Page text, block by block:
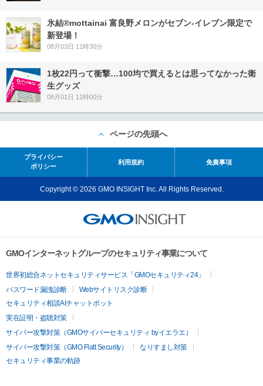
氷結®mottainai 富良野メロンがセブン‐イレブン限定で
新登場！
08月03日 11時30分
1枚22円って衝撃…100均で買えるとは思ってなかった衛
生グッズ
08月01日 11時00分
ページの先頭へ
プライバシー
ポリシー
利用規約 免責事項
Copyright © 2026 GMO INSIGHT Inc. All Rights Reserved.
GMOインターネットグループのセキュリティ事業について
世界初総合ネットセキュリティサービス「GMOセキュリティ24」
パスワード漏洩診断
Webサイトリスク診断
セキュリティ相談AIチャットボット
実在証明・盗聴対策
サイバー攻撃対策（GMOサイバーセキュリティ byイエラエ）
サイバー攻撃対策（GMO Flatt Security）
なりすまし対策
セキュリティ事業の軌跡